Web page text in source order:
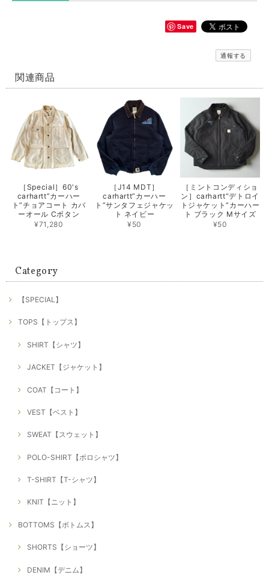
Save
通報する
関連商品
［Special］60's
carhartt”カーハー
ト”チョアコート カバ
ーオール Cボタン
¥71,280
［J14 MDT］
carhartt”カーハー
ト”サンタフェジャケッ
ト ネイビー
¥50
［ミントコンディショ
ン］carhartt“デトロイ
トジャケット“カーハー
ト ブラック Mサイズ
¥50
Category
【SPECIAL】
TOPS【トップス】
SHIRT【シャツ】
JACKET【ジャケット】
COAT【コート】
VEST【ベスト】
SWEAT【スウェット】
POLO-SHIRT【ポロシャツ】
T-SHIRT【T-シャツ】
KNIT【ニット】
BOTTOMS【ボトムス】
SHORTS【ショーツ】
DENIM【デニム】